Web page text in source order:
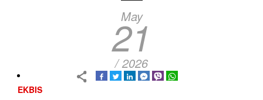
May
21
/ 2026
EKBIS